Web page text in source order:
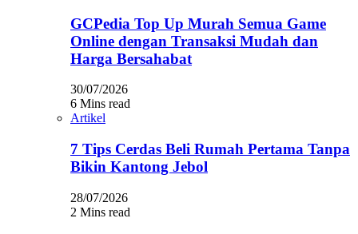
GCPedia Top Up Murah Semua Game
Online dengan Transaksi Mudah dan
Harga Bersahabat
30/07/2026
6 Mins read
Artikel
7 Tips Cerdas Beli Rumah Pertama Tanpa
Bikin Kantong Jebol
28/07/2026
2 Mins read